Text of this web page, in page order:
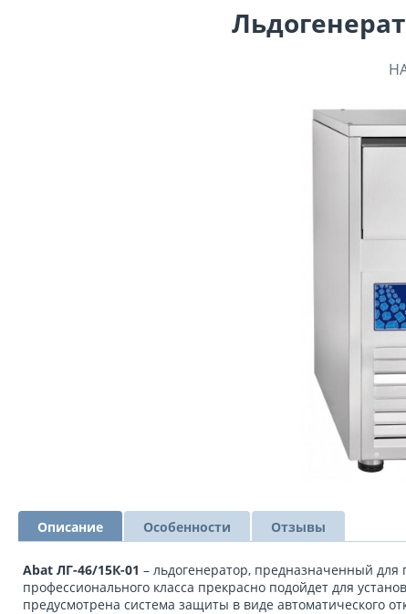
Описание Особенности Отзывы
Abat ЛГ-46/15К-01 – льдогенератор, предназначенный
профессионального класса прекрасно подойдет для
предусмотрена система защиты в виде автоматического